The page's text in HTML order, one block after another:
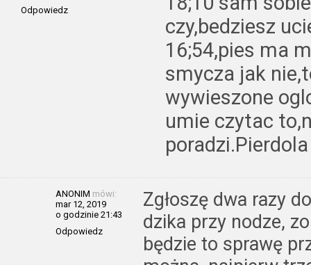
Odpowiedz
czy,bedziesz
16;54,pies ma
smycza jak
wywieszone
umie czytac
ANONIM mówi:
mar 12, 2019
o godzinie 21:43
Odpowiedz
Zgłoszę dwa razy
dzika przy nodze,
będzie to sprawę